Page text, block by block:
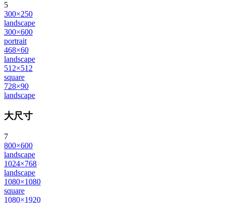
5
300×250
landscape
300×600
portrait
468×60
landscape
512×512
square
728×90
landscape
大尺寸
7
800×600
landscape
1024×768
landscape
1080×1080
square
1080×1920